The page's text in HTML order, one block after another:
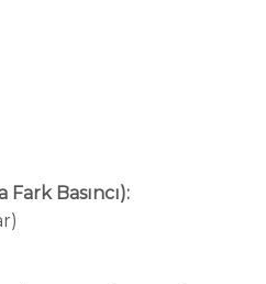
Fark Basıncı):